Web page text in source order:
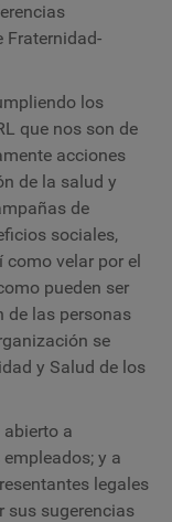
Fraternidad-
los
que nos son de
acciones
de la salud y
de
sociales,
como velar por el
pueden ser
de las personas
se
y Salud de los
abierto a
y a
legales
sus sugerencias